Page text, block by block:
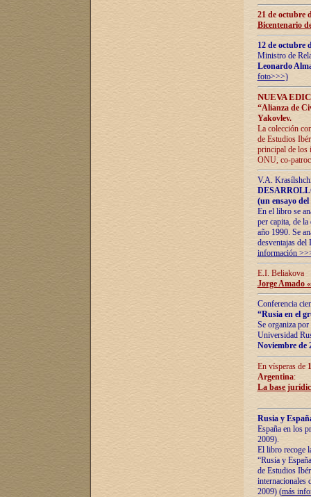
21 de octubre
Bicentenario
12 de octubre
Ministro de
Leonardo
foto>>>)
NUEVA
“Alianza de
Yakovlev.
La colección
de Estudios
principal de los
ONU, co-
V.A.
(un ensayo
En el libro se
per capita, de
año 1990. Se
desventajas
información
E.I. Beliakova
Jorge Amado
Conferencia
“Rusia en el
Se organiza
Universidad
Noviembre de
En vísperas de
Argentina:
La base
Rusia y
España en los
2009).
El libro recoge
“Rusia y
de Estudios
internacionales
2009) (más